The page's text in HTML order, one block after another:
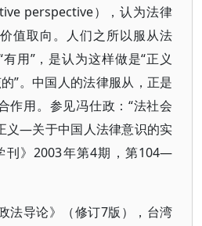
perspective），认为法律
值取向。人们之所以服从法
用”，是认为这样做是“正义
”。中国人的法律服从，正是
作用。参见冯仕政：“法社会
义—关于中国人法律意识的实
刊》2003年第4期，第104—
法导论》（修订7版），台湾